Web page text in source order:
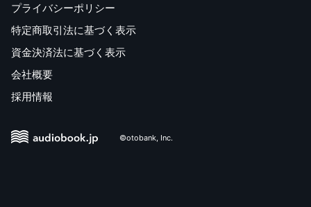
プライバシーポリシー
特定商取引法に基づく表示
資金決済法に基づく表示
会社概要
採用情報
©otobank, Inc.